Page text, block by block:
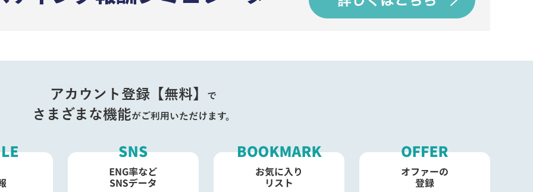
アカウント登録【無料】 で
さまざまな機能がご利用いただけます。